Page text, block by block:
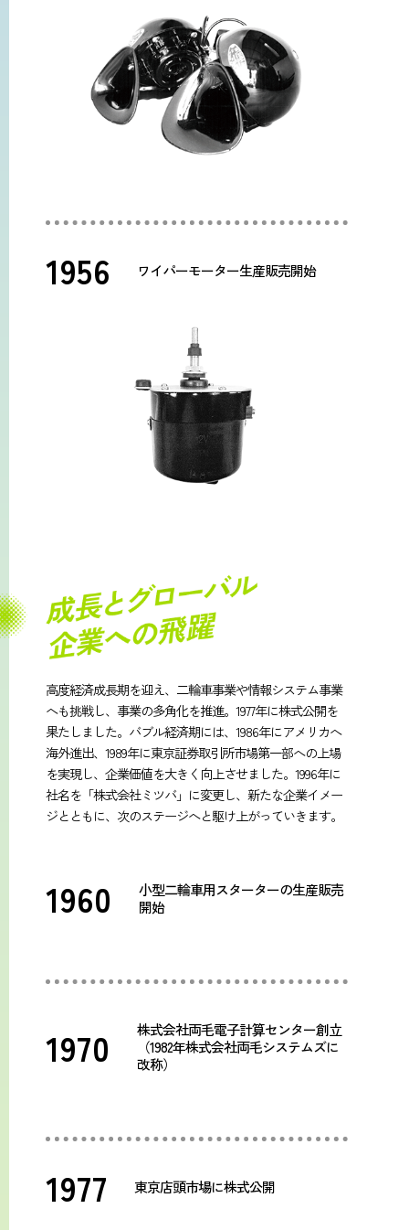
1956 ワイパーモーター生産販売開始
高度経済成長期を迎え、二輪車事業や情報システム事業
へも挑戦し、事業の多角化を推進。1977年に株式公開を
果たしました。バブル経済期には、1986年にアメリカへ
海外進出、1989年に東京証券取引所市場第一部への上場
を実現し、企業価値を大きく向上させました。1996年に
社名を「株式会社ミツバ」に変更し、新たな企業イメー
ジとともに、次のステージへと駆け上がっていきます。
1960
小型二輪車用スターターの生産販売
開始
1970
株式会社両毛電子計算センター創立
（1982年株式会社両毛システムズに
改称）
1977 東京店頭市場に株式公開